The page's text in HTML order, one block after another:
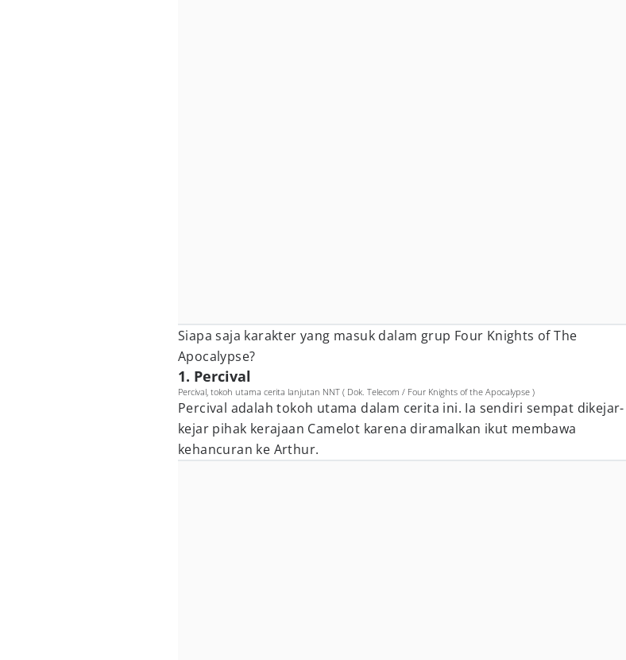
Siapa saja karakter yang masuk dalam grup Four Knights of The
Apocalypse?
1. Percival
Percival, tokoh utama cerita lanjutan NNT ( Dok. Telecom / Four Knights of the Apocalypse )
Percival adalah tokoh utama dalam cerita ini. Ia sendiri sempat dikejar-
kejar pihak kerajaan Camelot karena diramalkan ikut membawa
kehancuran ke Arthur.